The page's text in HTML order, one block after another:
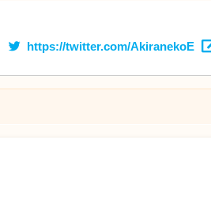
https://twitter.com/AkiranekoE